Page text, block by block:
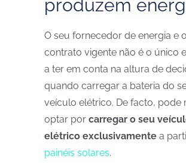
produzem
O seu fornecedor de energia e o
contrato vigente não é o único
a ter em conta na altura de
quando carregar a bateria do
veículo elétrico. De facto, pode
optar por carregar o seu
elétrico exclusivamente a
painéis solares.